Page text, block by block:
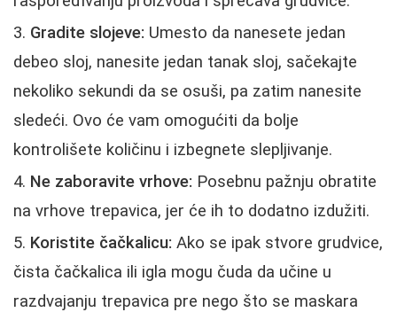
Gradite slojeve: Umesto da nanesete jedan
debeo sloj, nanesite jedan tanak sloj, sačekajte
nekoliko sekundi da se osuši, pa zatim nanesite
sledeći. Ovo će vam omogućiti da bolje
kontrolišete količinu i izbegnete slepljivanje.
Ne zaboravite vrhove: Posebnu pažnju obratite
na vrhove trepavica, jer će ih to dodatno izdužiti.
Koristite čačkalicu: Ako se ipak stvore grudvice,
čista čačkalica ili igla mogu čuda da učine u
razdvajanju trepavica pre nego što se maskara